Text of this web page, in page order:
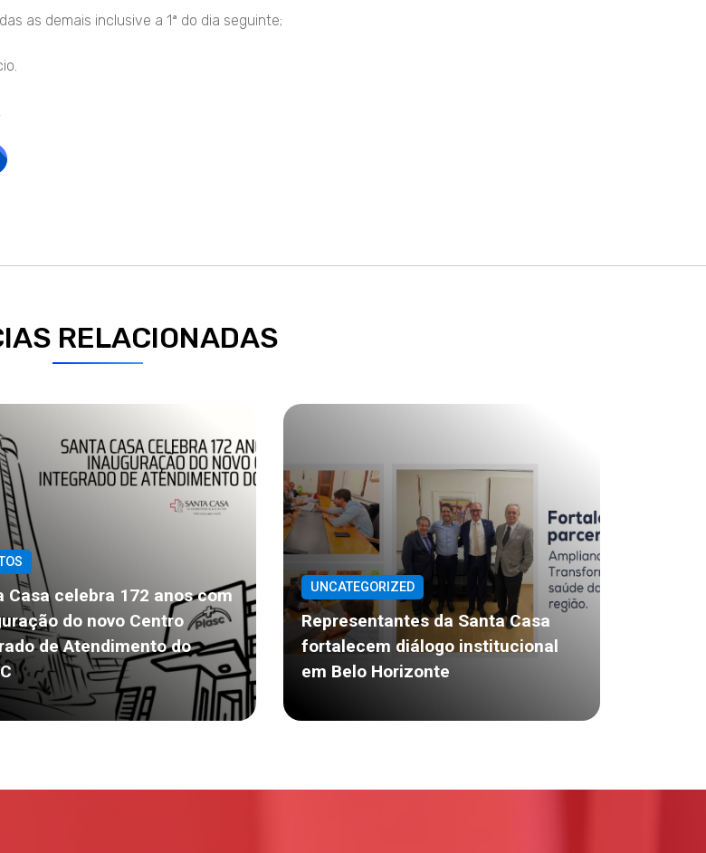
as demais inclusive a 1ª do dia seguinte;
RELACIONADAS
Casa celebra 172 anos com
do novo Centro
de Atendimento do
UNCATEGORIZED
Representantes da Santa Casa
fortalecem diálogo institucional
em Belo Horizonte